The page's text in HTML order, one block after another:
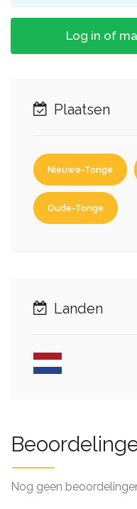
Log in of
Plaatsen
Nieuwe-Tonge
Oude-Tonge
Landen
Nog geen